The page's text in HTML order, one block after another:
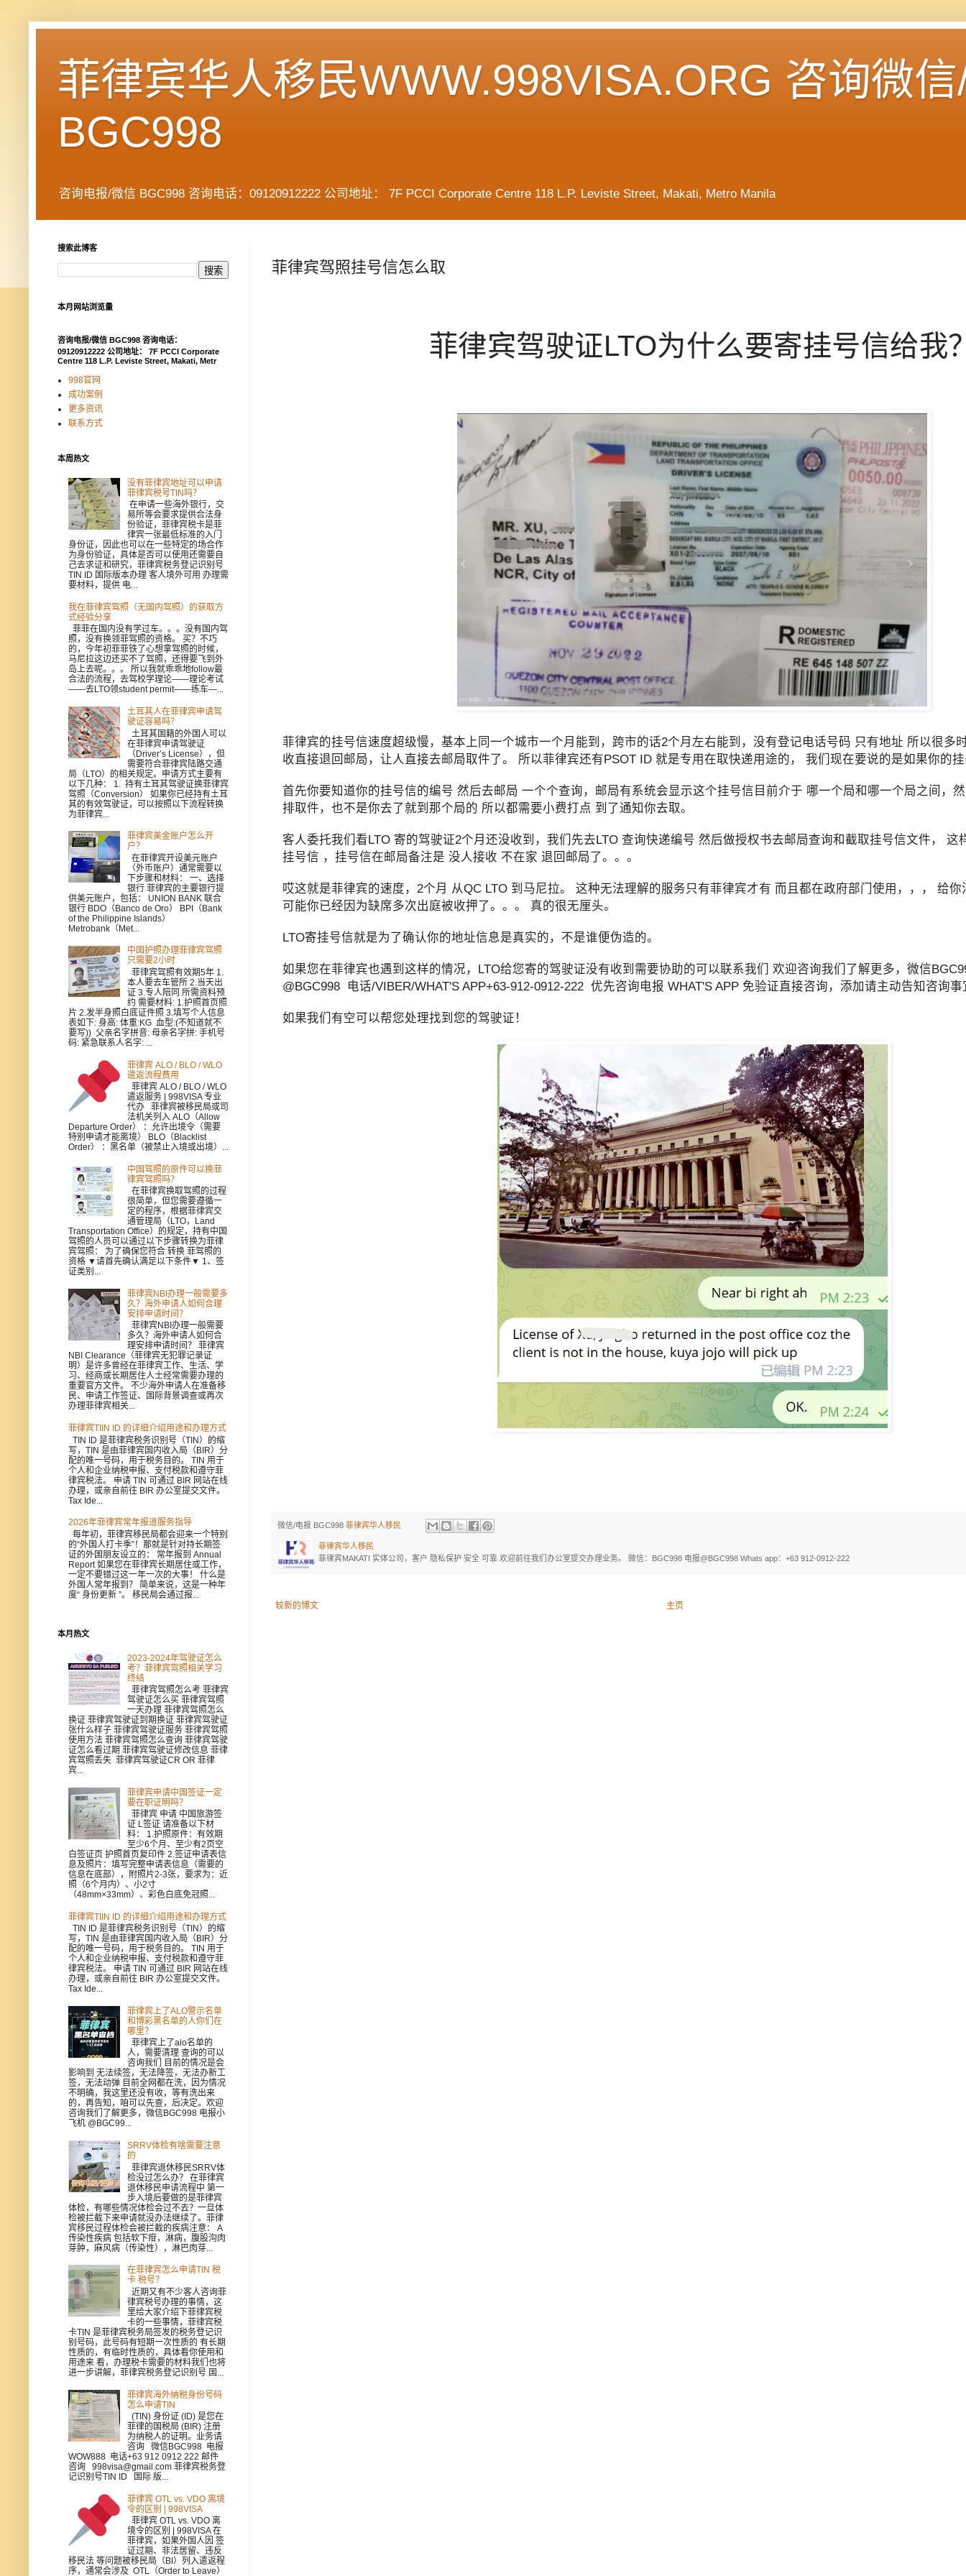
菲律宾华人移民WWW.998VISA.ORG 咨询微
BGC998
咨询电报/微信 BGC998 咨询电话：09120912222 公司地址： 7F PCCI Corporate Centre 118 L.P. Leviste Street, Makati, Metro Manila
菲律宾驾照挂号信怎么取
菲律宾驾驶证LTO为什么要寄挂号信给我
菲律宾的挂号信速度超级慢，基本上同一个城市一个月能到，跨市的话2个月左右能到，没有登记电话号码 只有地址 所以很多
收直接退回邮局，让人直接去邮局取件了。 所以菲律宾还有PSOT ID 就是专用在取快递用途的， 我们现在要说的是如果你的
首先你要知道你的挂号信的编号 然后去邮局 一个个查询，邮局有系统会显示这个挂号信目前介于 哪一个局和哪一个局之间，
排取件，也不是你去了就到那个局的 所以都需要小费打点 到了通知你去取。
客人委托我们看LTO 寄的驾驶证2个月还没收到，我们先去LTO 查询快递编号 然后做授权书去邮局查询和截取挂号信文件， 这
挂号信 ，挂号信在邮局备注是 没人接收 不在家 退回邮局了。。。
哎这就是菲律宾的速度，2个月 从QC LTO 到马尼拉。 这种无法理解的服务只有菲律宾才有 而且都在政府部门使用，，， 给
可能你已经因为缺席多次出庭被收押了。。。 真的很无厘头。
LTO寄挂号信就是为了确认你的地址信息是真实的，不是谁便伪造的。
如果您在菲律宾也遇到这样的情况，LTO给您寄的驾驶证没有收到需要协助的可以联系我们 欢迎咨询我们了解更多，微信
@BGC998 电话/VIBER/WHAT'S APP+63-912-0912-222 优先咨询电报 WHAT'S APP 免验证直接咨询，添加请主动告知咨询
如果我们有空可以帮您处理找到您的驾驶证！
微信/电报 BGC998 菲律宾华人移民
菲律宾华人移民
菲律宾MAKATI 实体公司，客户 隐私保护 安全 可靠 欢迎前往我们办公室提交办理业务。 微信：BGC998 电报@BGC998 Whats app：+63 912-0912-222
较新的博文 主页
搜索此博客
本月网站浏览量
咨询电报/微信 BGC998 咨询电话：
09120912222 公司地址： 7F PCCI Corporate
Centre 118 L.P. Leviste Street, Makati, Metr
998官网
成功案例
更多资讯
联系方式
本周热文
没有菲律宾地址可以申请
菲律宾税号TIN吗？
在申请一些海外银行，交
易所等会要求提供合法身
份验证，菲律宾税卡是菲
律宾一张最低标准的入门
身份证，因此也可以在一些特定的场合作
为身份验证，具体是否可以使用还需要自
己去求证和研究，菲律宾税务登记识别号
TIN ID 国际版本办理 客人境外可用 办理需
要材料，提供 电...
我在菲律宾驾照（无国内驾照）的获取方
式经验分享
菲菲在国内没有学过车。。。没有国内驾
照，没有换领菲驾照的资格。 买？不巧
的，今年初菲菲铁了心想拿驾照的时候，
马尼拉这边还买不了驾照，还得要飞到外
岛上去呢。。。 所以我就乖乖地follow最
合法的流程，去驾校学理论——理论考试
——去LTO领student permit——练车—...
土耳其人在菲律宾申请驾
驶证容易吗？
土耳其国籍的外国人可以
在菲律宾申请驾驶证
（Driver’s License），但
需要符合菲律宾陆路交通
局（LTO）的相关规定。申请方式主要有
以下几种： 1. 持有土耳其驾驶证换菲律宾
驾照（Conversion） 如果你已经持有土耳
其的有效驾驶证，可以按照以下流程转换
为菲律宾...
菲律宾美金账户怎么开
户？
在菲律宾开设美元账户
（外币账户）通常需要以
下步骤和材料： 一、选择
银行 菲律宾的主要银行提
供美元账户，包括： UNION BANK 联合
银行 BDO（Banco de Oro） BPI（Bank
of the Philippine Islands）
Metrobank（Met...
中国护照办理菲律宾驾照
只需要2小时
菲律宾驾照有效期5年 1.
本人要去车管所 2.当天出
证 3.专人陪同 所需资料预
约 需要材料: 1.护照首页照
片 2.发半身照白底证件照 3.填写个人信息
表如下: 身高: 体重:KG 血型:(不知道就不
要写)) 父亲名字拼音: 母亲名字拼: 手机号
码: 紧急联系人名字: ...
菲律宾 ALO / BLO / WLO
遣返流程费用
菲律宾 ALO / BLO / WLO
遣返服务 | 998VISA 专业
代办 菲律宾被移民局或司
法机关列入 ALO（Allow
Departure Order） ：允许出境令（需要
特别申请才能离境） BLO（Blacklist
Order） ：黑名单（被禁止入境或出境）...
中国驾照的原件可以换菲
律宾驾照吗？
在菲律宾换取驾照的过程
很简单，但您需要遵循一
定的程序，根据菲律宾交
通管理局（LTO，Land
Transportation Office）的规定，持有中国
驾照的人员可以通过以下步骤转换为菲律
宾驾照： 为了确保您符合 转换 菲驾照的
资格 ▼请首先确认满足以下条件▼ 1、签
证类别...
菲律宾NBI办理一般需要多
久？海外申请人如何合理
安排申请时间？
菲律宾NBI办理一般需要
多久？海外申请人如何合
理安排申请时间？ 菲律宾
NBI Clearance（菲律宾无犯罪记录证
明）是许多曾经在菲律宾工作、生活、学
习、经商或长期居住人士经常需要办理的
重要官方文件。 不少海外申请人在准备移
民、申请工作签证、国际背景调查或再次
办理菲律宾相关...
菲律宾TIIN ID 的详细介绍用途和办理方式
TIN ID 是菲律宾税务识别号（TIN）的缩
写，TIN 是由菲律宾国内收入局（BIR）分
配的唯一号码，用于税务目的。 TIN 用于
个人和企业纳税申报、支付税款和遵守菲
律宾税法。 申请 TIN 可通过 BIR 网站在线
办理，或亲自前往 BIR 办公室提交文件。
Tax Ide...
2026年菲律宾常年报道服务指导
每年初，菲律宾移民局都会迎来一个特别
的“外国人打卡季”！那就是针对持长期签
证的外国朋友设立的： 常年报到 Annual
Report 如果您在菲律宾长期居住或工作，
一定不要错过这一年一次的大事！ 什么是
外国人常年报到？ 简单来说，这是一种年
度“ 身份更新 ”。 移民局会通过报...
本月热文
2023-2024年驾驶证怎么
考？菲律宾驾照相关学习
终结
菲律宾驾照怎么考 菲律宾
驾驶证怎么买 菲律宾驾照
一天办理 菲律宾驾照怎么
换证 菲律宾驾驶证到期换证 菲律宾驾驶证
张什么样子 菲律宾驾驶证服务 菲律宾驾照
使用方法 菲律宾驾照怎么查询 菲律宾驾驶
证怎么看过期 菲律宾驾驶证修改信息 菲律
宾驾照丢失 菲律宾驾驶证CR OR 菲律
宾...
菲律宾申请中国签证一定
要在职证明吗？
菲律宾 申请 中国旅游签
证 L签证 请准备以下材
料： 1.护照原件：有效期
至少6个月、至少有2页空
白签证页 护照首页复印件 2.签证申请表信
息及照片：填写完整申请表信息（需要的
信息在底部），附照片2-3张，要求为：近
照（6个月内）、小2寸
（48mm×33mm）、彩色白底免冠照...
菲律宾TIIN ID 的详细介绍用途和办理方式
TIN ID 是菲律宾税务识别号（TIN）的缩
写，TIN 是由菲律宾国内收入局（BIR）分
配的唯一号码，用于税务目的。 TIN 用于
个人和企业纳税申报、支付税款和遵守菲
律宾税法。 申请 TIN 可通过 BIR 网站在线
办理，或亲自前往 BIR 办公室提交文件。
Tax Ide...
菲律宾上了ALO警示名单
和博彩黑名单的人你们在
哪里？
菲律宾上了alo名单的
人，需要清理 查询的可以
咨询我们 目前的情况是会
影响到 无法续签，无法降签，无法办新工
签，无法动弹 目前全网都在洗，因为情况
不明确，我这里还没有收，等有洗出来
的，再告知，咱可以先查，后决定。欢迎
咨询我们了解更多，微信BGC998 电报小
飞机 @BGC99...
SRRV体检有啥需要注意
的
菲律宾退休移民SRRV体
检没过怎么办？ 在菲律宾
退休移民申请流程中 第一
步入境后要做的是菲律宾
体检，有哪些情况体检会过不去？一旦体
检被拦截下来申请就没办法继续了。菲律
宾移民过程体检会被拦截的疾病注意： A
传染性疾病 包括软下疳，淋病，腹股沟肉
芽肿，麻风病（传染性），淋巴肉芽...
在菲律宾怎么申请TIN 税
卡 税号？
近期又有不少客人咨询菲
律宾税号办理的事情，这
里给大家介绍下菲律宾税
卡的一些事情，菲律宾税
卡TIN 是菲律宾税务局签发的税务登记识
别号码，此号码有短期一次性质的 有长期
性质的，有临时性质的，具体看你使用和
用途来 看，办理税卡需要的材料我们也将
进一步讲解，菲律宾税务登记识别号 国...
菲律宾海外纳税身份号码
怎么申请TIN
(TIN) 身份证 (ID) 是您在
菲律的国税局 (BIR) 注册
为纳税人的证明。业务请
咨询 微信BGC998 电报
WOW888 电话+63 912 0912 222 邮件
咨询 998visa@gmail.com 菲律宾税务登
记识别号TIN ID 国际 版...
菲律宾 OTL vs. VDO 离境
令的区别 | 998VISA
菲律宾 OTL vs. VDO 离
境令的区别 | 998VISA 在
菲律宾，如果外国人因 签
证过期、非法居留、违反
移民法 等问题被移民局（BI）列入遣返程
序，通常会涉及 OTL（Order to Leave）